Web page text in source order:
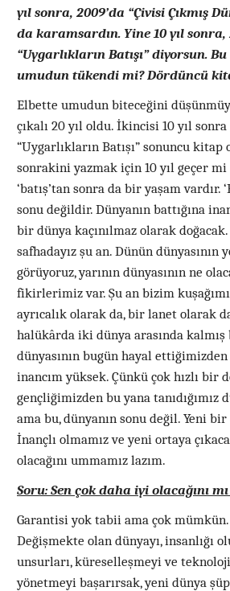
yıl sonra, 2009’da “Çivisi Çıkmış
da karamsardın. Yine 10 yıl sonra,
“Uygarlıkların Batışı” diyorsun.
umudun tükendi mi? Dördüncü
Elbette umudun biteceğini
çıkalı 20 yıl oldu. İkincisi 10 yıl
“Uygarlıkların Batışı” sonuncu
sonrakini yazmak için 10 yıl geçer
‘batış’tan sonra da bir yaşam vardır.
sonu değildir. Dünyanın battığına
bir dünya kaçınılmaz olarak
safhadayız şu an. Dünün dünyasının
görüyoruz, yarının dünyasının ne
fikirlerimiz var. Şu an bizim
ayrıcalık olarak da, bir lanet olarak
halükârda iki dünya arasında kalmış
dünyasının bugün hayal ettiğimizden
inancım yüksek. Çünkü çok hızlı bir
gençliğimizden bu yana tanıdığımız
ama bu, dünyanın sonu değil. Yeni
İnançlı olmamız ve yeni ortaya
olacağını ummamız lazım.
Soru: Sen çok daha iyi olacağını
Garantisi yok tabii ama çok mümkün.
Değişmekte olan dünyayı, insanlığı
unsurları, küreselleşmeyi ve
yönetmeyi başarırsak, yeni dünya